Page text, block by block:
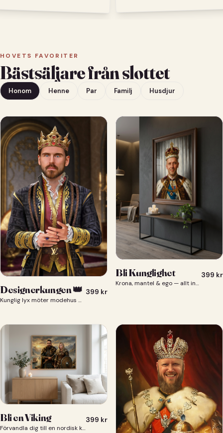
HOVETS FAVORITER
Bästsäljare från slottet
Honom Henne Par Familj Husdjur
Designerkungen 👑
Kunglig lyx möter modehus — du som designerkung 👑
399 kr
Bli Kunglighet
Krona, mantel & ego — allt ingår 👑
399 kr
Bli en Viking
Förvandla dig till en nordisk krigare i ett episkt vikingaporträtt.
399 kr